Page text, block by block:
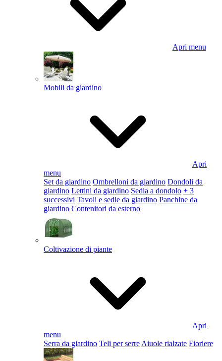
Apri menu
Mobili da giardino
Apri
menu
Set da giardino Ombrelloni da giardino Dondoli da
giardino Lettini da giardino Sedia a dondolo + 3
successivi Tavoli e sedie da giardino Panchine da
giardino Contenitori da esterno
Coltivazione di piante
Apri
menu
Serra da giardino Teli per serre Aiuole rialzate Fioriere